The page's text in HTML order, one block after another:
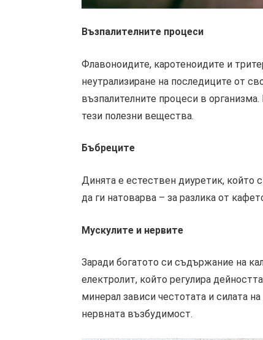
Възпалителните процеси
Флавоноидите, каротеноидите и
неутрализиране на последиците от
възпалителните процеси в
тези полезни вещества.
Бъбреците
Динята е естествен диуретик, който
да ги натоварва – за разлика от
Мускулите и нервите
Заради богатото си съдържание на
електролит, който регулира
минерал зависи честотата и силата
нервната възбудимост.